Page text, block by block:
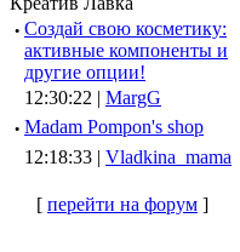
· Создай свою косметику:
активные компоненты и
другие опции!
12:30:22 | MargG
· Madam Pompon's shop
12:18:33 | Vladkina_mama
[ перейти на форум ]